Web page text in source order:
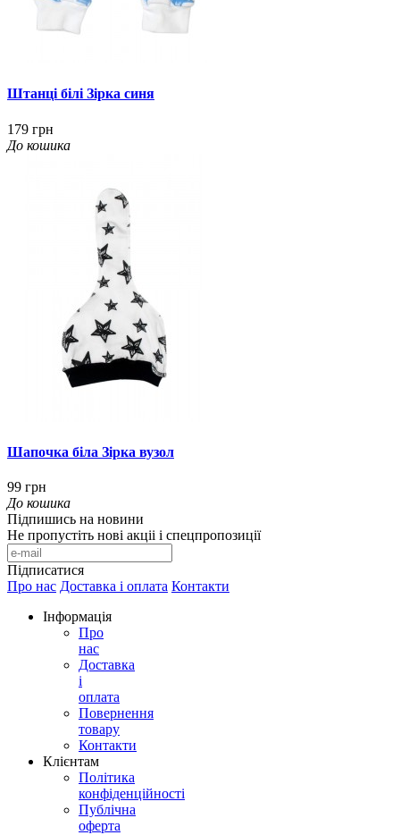
Штанці білі Зірка синя
179 грн
До кошика
Шапочка біла Зірка вузол
99 грн
До кошика
Підпишись на новини
Не пропустіть нові акціі і спецпропозиції
Підписатися
Про нас Доставка і оплата Контакти
Інформація
Про
нас
Доставка
і
оплата
Повернення
товару
Контакти
Клієнтам
Політика
конфіденційності
Публічна
оферта